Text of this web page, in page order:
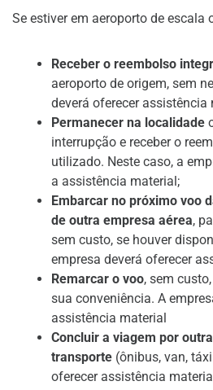
Se estiver em aeroporto de escala
Receber o reembolso
aeroporto de origem, sem
deverá oferecer assistência
Permanecer na localidade
interrupção e receber o
utilizado. Neste caso, a
a assistência material;
Embarcar no próximo voo
de outra empresa aérea,
sem custo, se houver
empresa deverá oferecer
Remarcar o voo, sem
sua conveniência. A
assistência material
Concluir a viagem por
transporte (ônibus, van,
oferecer assistência